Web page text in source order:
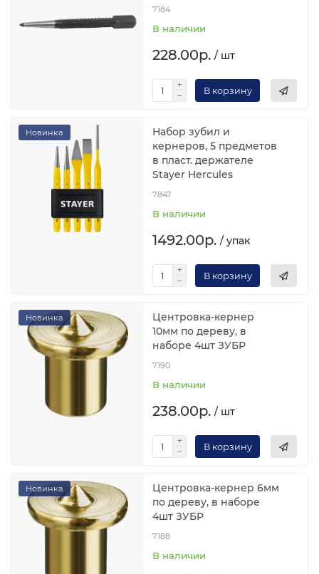
7184
В наличии
228.00р. / шт
В корзину
Новинка
Набор зубил и
кернеров, 5 предметов
в пласт. держателе
Stayer Hercules
7847
В наличии
1492.00р. / упак
В корзину
Новинка
Центровка-кернер
10мм по дереву, в
наборе 4шт ЗУБР
7190
В наличии
238.00р. / шт
В корзину
Новинка
Центровка-кернер 6мм
по дереву, в наборе
4шт ЗУБР
7188
В наличии